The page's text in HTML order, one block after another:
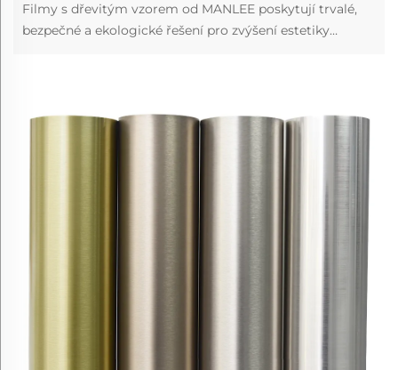
Filmy s dřevitým vzorem od MANLEE poskytují trvalé,
bezpečné a ekologické řešení pro zvýšení estetiky